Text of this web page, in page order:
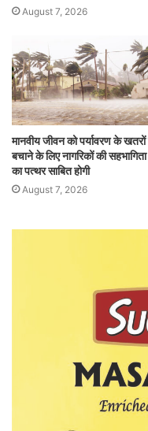
August 7, 2026
मानवीय जीवन को पर्यावरण के
बचाने के लिए नागरिकों की
का पत्थर साबित होगी
August 7, 2026